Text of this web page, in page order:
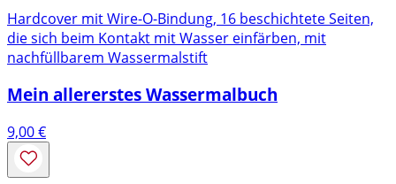
Hardcover mit Wire-O-Bindung, 16 beschichtete Seiten,
die sich beim Kontakt mit Wasser einfärben, mit
nachfüllbarem Wassermalstift
Mein allererstes Wassermalbuch
9,00€